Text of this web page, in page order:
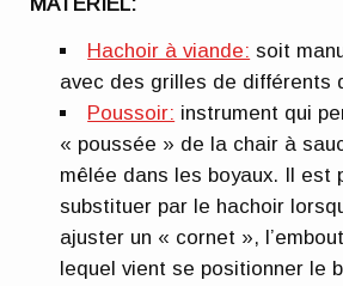
Hachoir à viande: soit
avec des grilles de différents
Poussoir: instrument qui
« poussée » de la chair à
mêlée dans les boyaux. Il est
substituer par le hachoir
ajuster un « cornet »,
lequel vient se positionner le